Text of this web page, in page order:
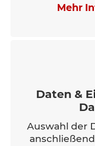
Mehr
Daten &
Auswahl der